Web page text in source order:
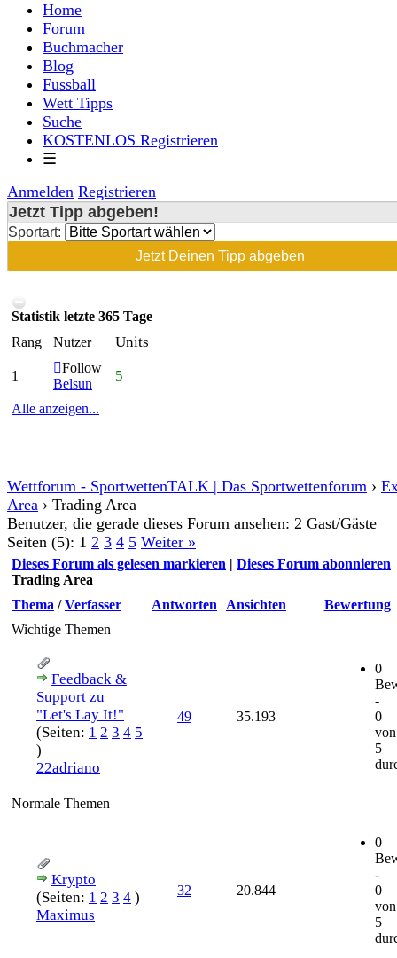
Home
Forum
Buchmacher
Blog
Fussball
Wett Tipps
Suche
KOSTENLOS Registrieren
☰
Anmelden Registrieren
Jetzt Tipp abgeben!
Sportart:
Jetzt Deinen Tipp abgeben
Statistik letzte 365 Tage
Rang
Nutzer Units
1
Follow
Belsun
5
Alle anzeigen...
Wettforum - SportwettenTALK | Das Sportwettenforum ›
Area › Trading Area
Benutzer, die gerade dieses Forum ansehen: 2 Gast/Gäste
Seiten (5): 1 2 3 4 5 Weiter »
Dieses Forum als gelesen markieren | Dieses Forum abonnieren
Trading Area
Thema /Verfasser Antworten Ansichten
Bewertung
Wichtige Themen
Feedback &
Support zu
"Let's Lay It!"
(Seiten: 1 2 3 4 5
)
22adriano
49 35.193
0
-
0
von
5
Normale Themen
Krypto
(Seiten: 1 2 3 4 )
Maximus
32 20.844
0
-
0
von
5